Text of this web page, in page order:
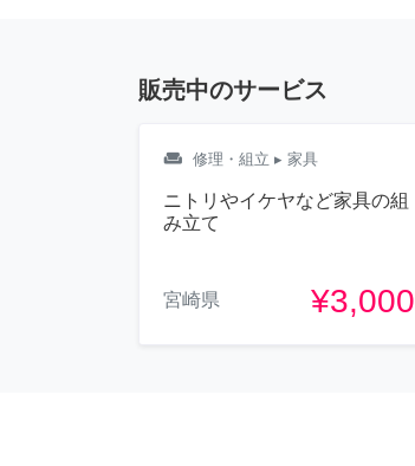
販売中のサービス
weekend 修理・組立 ▸ 家具
ニトリやイケヤなど家具の組
み立て
宮崎県 ¥3,000